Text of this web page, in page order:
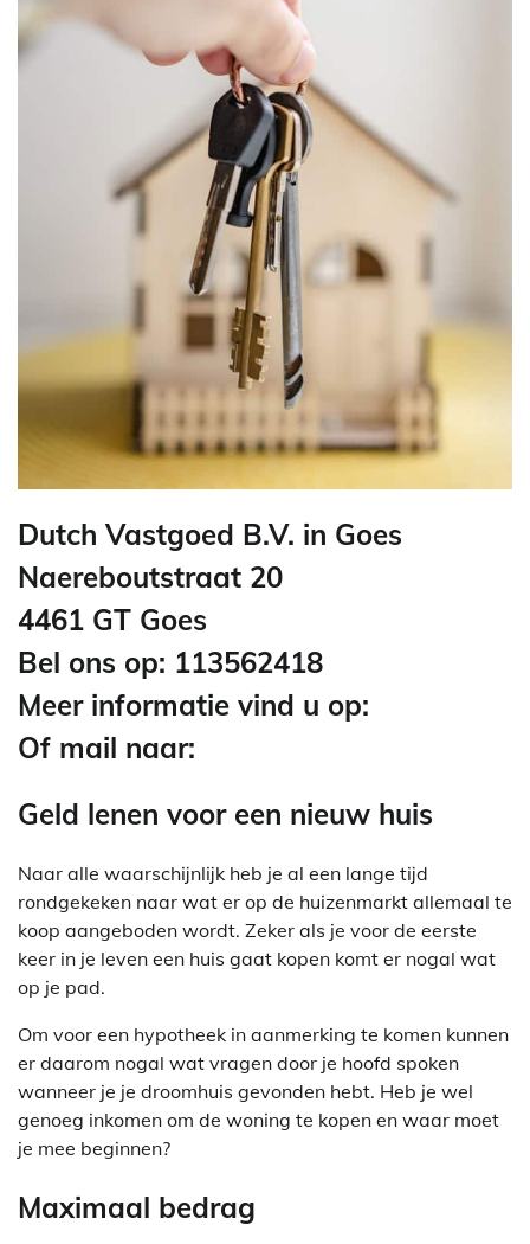
Dutch Vastgoed B.V. in Goes
Naereboutstraat 20
4461 GT Goes
Bel ons op: 113562418
Meer informatie vind u op:
Of mail naar:
Geld lenen voor een nieuw huis
Naar alle waarschijnlijk heb je al een lange tijd
rondgekeken naar wat er op de huizenmarkt allemaal te
koop aangeboden wordt. Zeker als je voor de eerste
keer in je leven een huis gaat kopen komt er nogal wat
op je pad.
Om voor een hypotheek in aanmerking te komen kunnen
er daarom nogal wat vragen door je hoofd spoken
wanneer je je droomhuis gevonden hebt. Heb je wel
genoeg inkomen om de woning te kopen en waar moet
je mee beginnen?
Maximaal bedrag